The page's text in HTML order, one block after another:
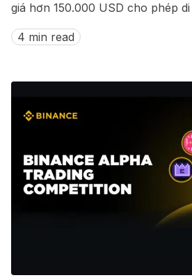
giá hơn 150.000 USD cho phép
hàng loạt quốc gia không cần visa.
4 min read